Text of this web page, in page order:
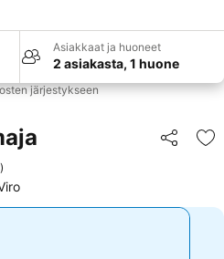
Asiakkaat ja huoneet
2 asiakasta, 1 huone
järjestykseen
Jaa
)